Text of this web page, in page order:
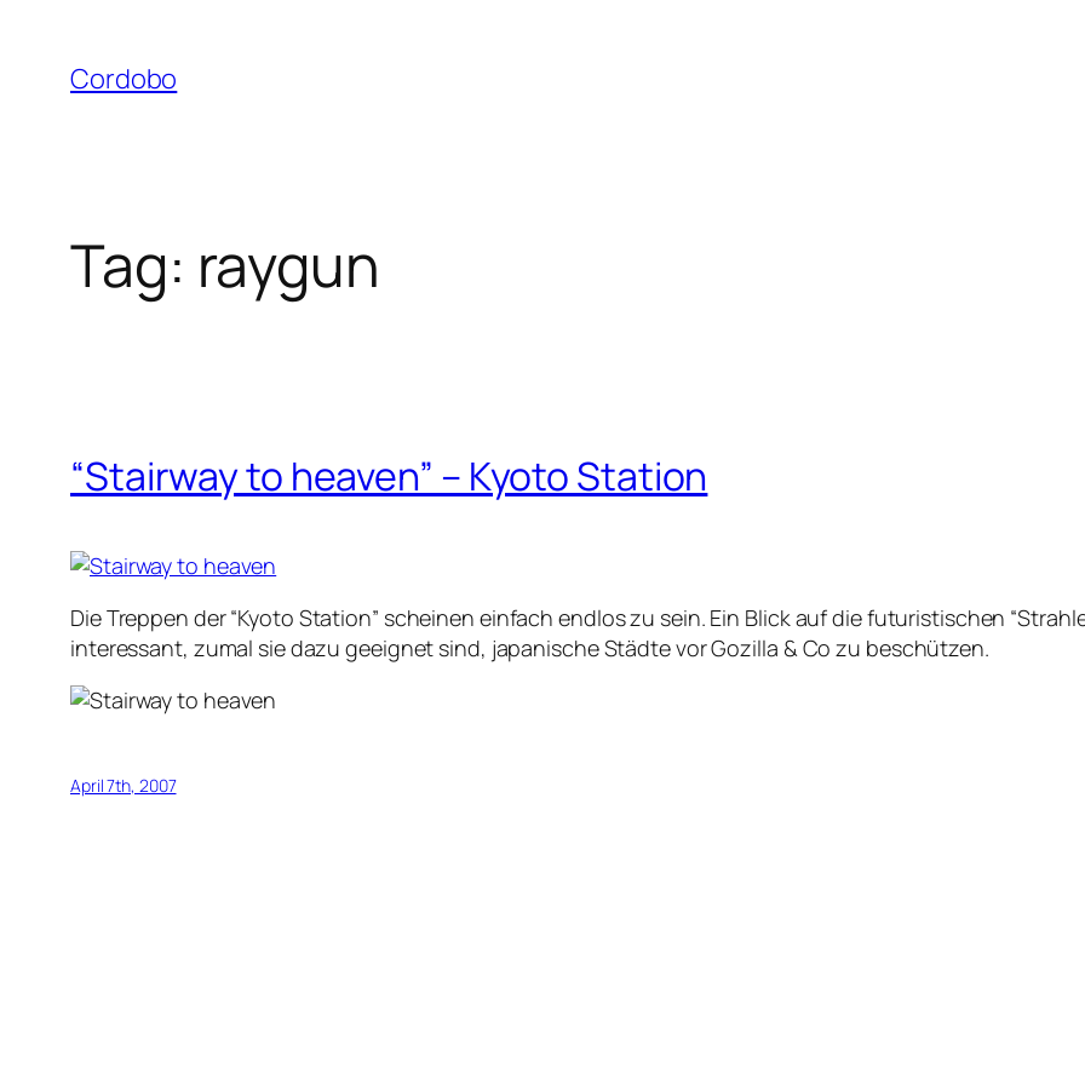
content
Cordobo
Tag: raygun
“Stairway to heaven” – Kyoto Station
Die Treppen der “Kyoto Station” scheinen einfach endlos zu sein. Ein Blick auf die futuristischen
interessant, zumal sie dazu geeignet sind, japanische Städte vor Gozilla & Co zu beschützen.
April 7th, 2007